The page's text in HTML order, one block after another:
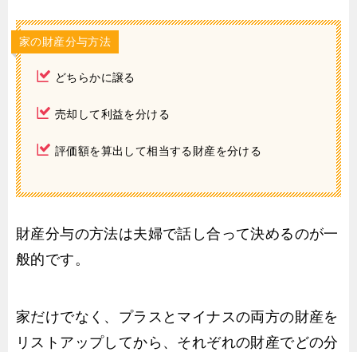
家の財産分与方法
どちらかに譲る
売却して利益を分ける
評価額を算出して相当する財産を分ける
財産分与の方法は夫婦で話し合って決めるのが一
般的です。
家だけでなく、プラスとマイナスの両方の財産を
リストアップしてから、それぞれの財産でどの分